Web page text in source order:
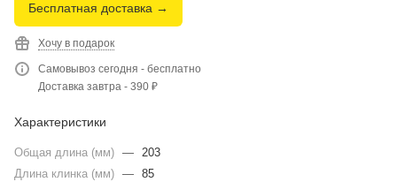
Бесплатная доставка →
Хочу в подарок
Самовывоз сегодня - бесплатно
Доставка завтра - 390 ₽
Характеристики
Общая длина (мм) — 203
Длина клинка (мм) — 85